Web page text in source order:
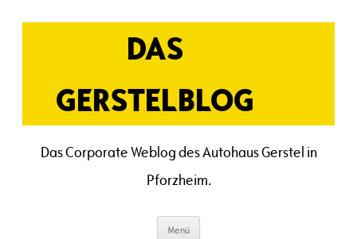
Inhalt
DAS
GERSTELBLOG
Das Corporate Weblog des Autohaus Gerstel in
Pforzheim.
Menü